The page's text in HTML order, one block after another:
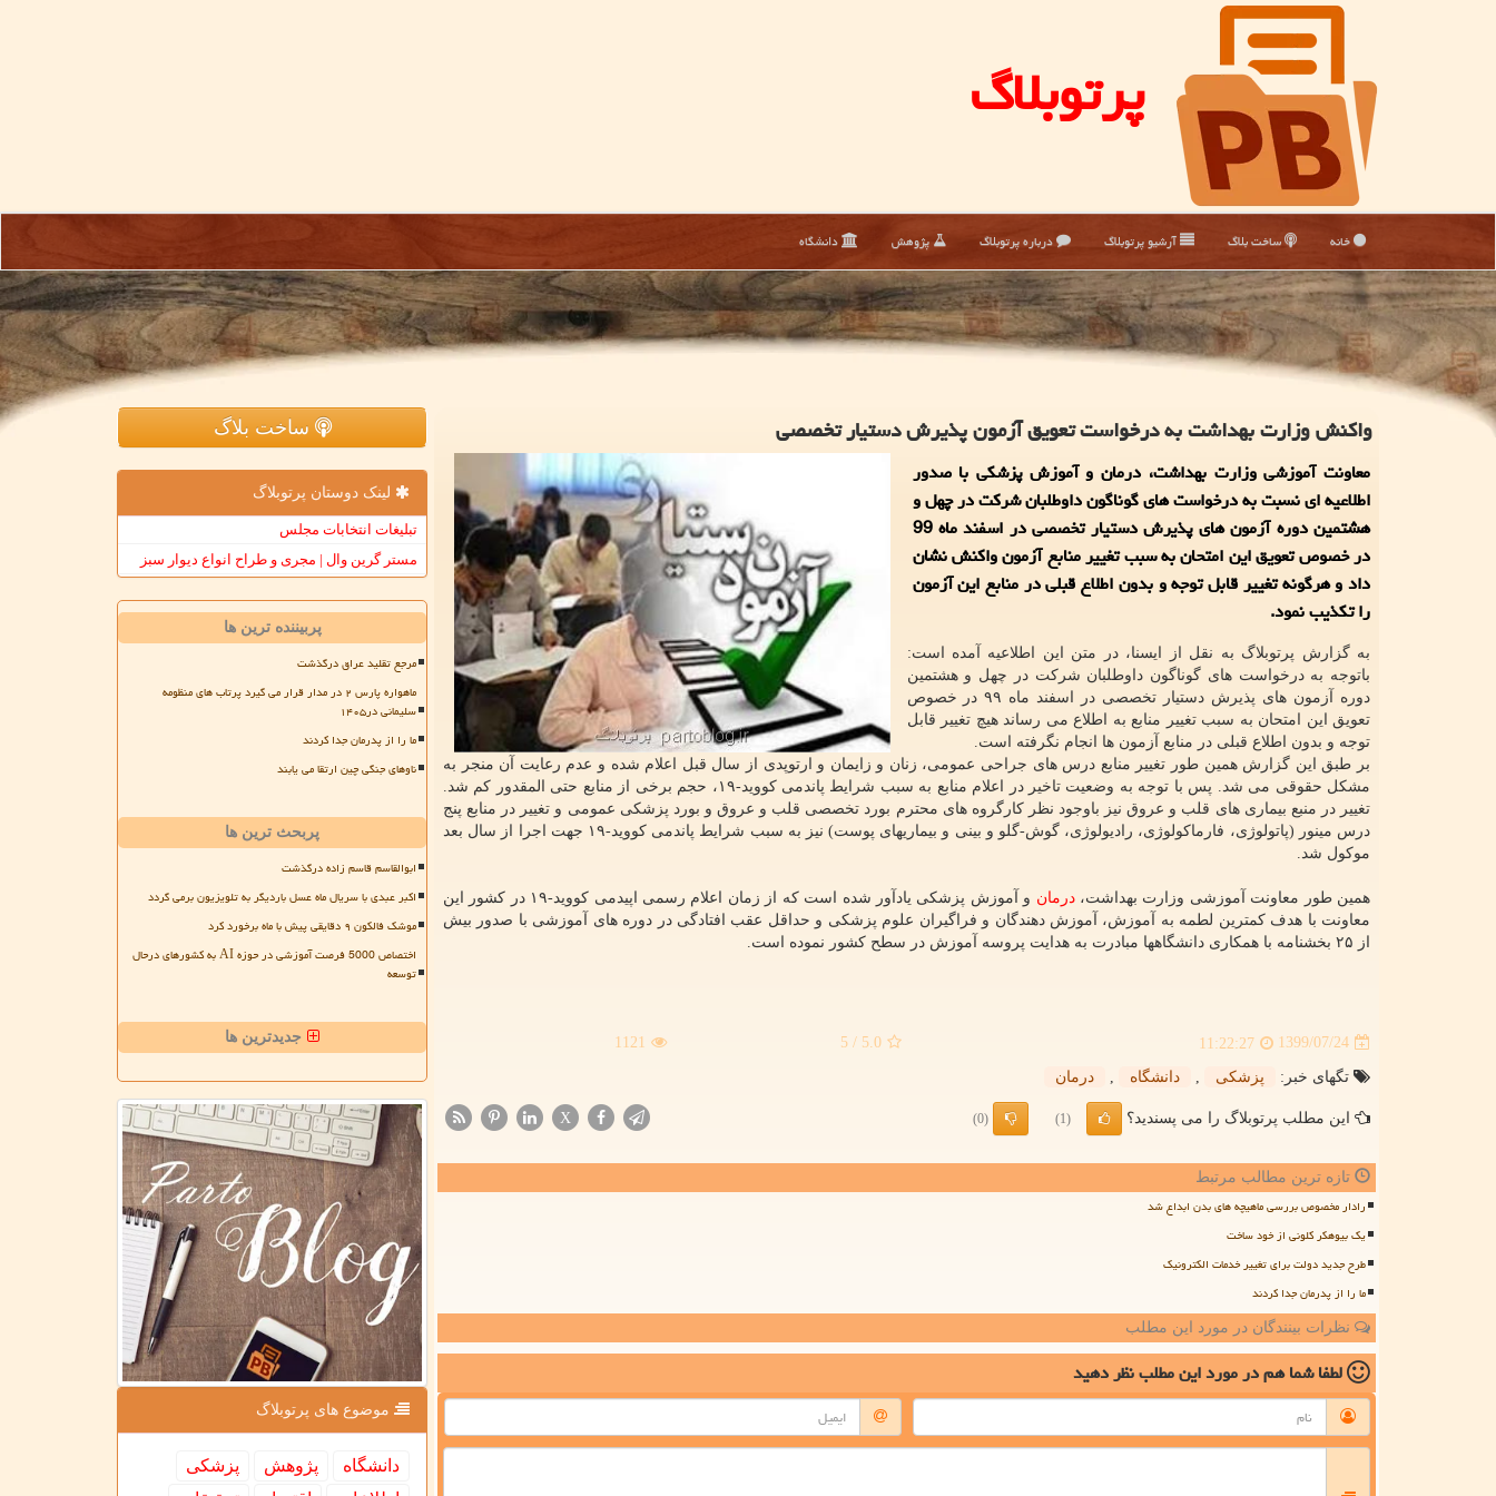
پرتوبلاگ
خانه ساخت بلاگ آرشیو پرتوبلاگ درباره پرتوبلاگ پژوهش دانشگاه
واكنش وزارت بهداشت به درخواست تعویق آزمون پذیرش دستیار تخصصی
معاونت آموزشی وزارت بهداشت، درمان و آموزش پزشكی با صدور
اطلاعیه ای نسبت به درخواست های گوناگون داوطلبان شركت در چهل و
هشتمین دوره آزمون های پذیرش دستیار تخصصی در اسفند ماه 99
در خصوص تعویق این امتحان به سبب تغییر منابع آزمون واكنش نشان
داد و هرگونه تغییر قابل توجه و بدون اطلاع قبلی در منابع این آزمون
را تكذیب نمود.
به گزارش پرتوبلاگ به نقل از ایسنا، در متن این اطلاعیه آمده است:
باتوجه به درخواست های گوناگون داوطلبان شرکت در چهل و هشتمین
دوره آزمون های پذیرش دستیار تخصصی در اسفند ماه ۹۹ در خصوص
تعویق این امتحان به سبب تغییر منابع به اطلاع می رساند هیچ تغییر قابل
توجه و بدون اطلاع قبلی در منابع آزمون ها انجام نگرفته است.
بر طبق این گزارش همین طور تغییر منابع درس های جراحی عمومی، زنان و زایمان و ارتوپدی از سال قبل اعلام شده و عدم رعایت آن منجر به
مشکل حقوقی می شد. پس با توجه به وضعیت تاخیر در اعلام منابع به سبب شرایط پاندمی کووید-۱۹، حجم برخی از منابع حتی المقدور کم شد.
تغییر در منبع بیماری های قلب و عروق نیز باوجود نظر کارگروه های محترم بورد تخصصی قلب و عروق و بورد پزشکی عمومی و تغییر در منابع پنج
درس مینور (پاتولوژی، فارماکولوژی، رادیولوژی، گوش-گلو و بینی و بیماریهای پوست) نیز به سبب شرایط پاندمی کووید-۱۹ جهت اجرا از سال بعد
موکول شد.
همین طور معاونت آموزشی وزارت بهداشت،درمان
و آموزش پزشکی یادآور شده است که از زمان اعلام رسمی اپیدمی کووید-۱۹ در کشور این
معاونت با هدف کمترین لطمه به آموزش، آموزش دهندگان و فراگیران علوم پزشکی و حداقل عقب افتادگی در دوره های آموزشی با صدور بیش
از ۲۵ بخشنامه با همکاری دانشگاهها مبادرت به هدایت پروسه آموزش در سطح کشور نموده است.
1399/07/24
11:22:27
5.0
/ 5
1121
تگهای خبر: پزشكی , دانشگاه , درمان
این مطلب پرتوبلاگ را می پسندید؟ (1)
(0)
X
تازه ترین مطالب مرتبط
رادار مخصوص بررسی ماهیچه های بدن ابداع شد
یک بیوهکر کلونی از خود ساخت
طرح جدید دولت برای تغییر خدمات الکترونیک
ما را از پدرمان جدا کردند
نظرات بینندگان در مورد این مطلب
لطفا شما همدر مورد این مطلبنظر دهید
ساخت بلاگ
لینک دوستان پرتوبلاگ
تبلیغات انتخابات مجلس
مستر گرین وال | مجری و طراح انواع دیوار سبز
پربیننده ترین ها
مرجع تقلید عراق درگذشت
ماهواره پارس ۲ در مدار قرار می گیرد پرتاب های منظومه
سلیمانی در۱۴۰۵
ما را از پدرمان جدا کردند
ناوهای جنگی چین ارتقا می یابند
پربحث ترین ها
ابوالقاسم قاسم زاده درگذشت
اکبر عبدی با سریال ماه عسل باردیگر به تلویزیون برمی گردد
موشک فالکون ۹ دقایقی پیش با ماه برخورد کرد
اختصاص 5000 فرصت آموزشی در حوزه AI به کشورهای درحال
توسعه
جدیدترین ها
موضوع های پرتوبلاگ
دانشگاه پژوهش
پزشكی